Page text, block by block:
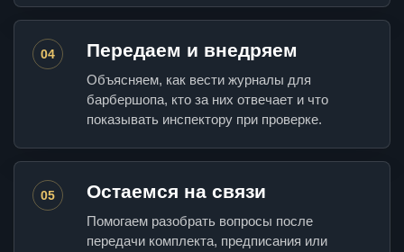
04 Передаем и внедряем
Объясняем, как вести журналы для
барбершопа, кто за них отвечает и что
показывать инспектору при проверке.
05 Остаемся на связи
Помогаем разобрать вопросы после
передачи комплекта, предписания или